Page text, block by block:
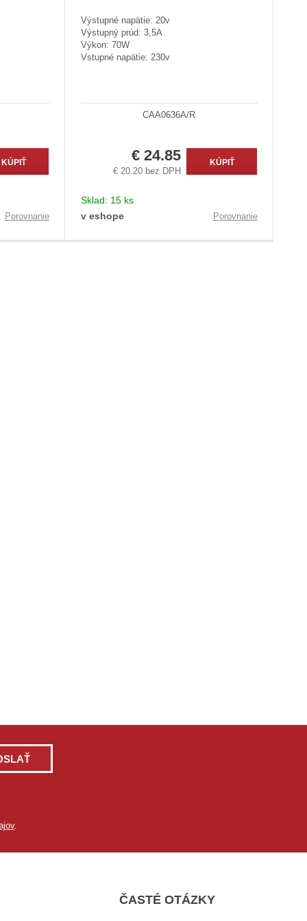
KÚPIŤ
Porovnanie
Výstupné napätie: 20v
Výstupný prúd: 3,5A
Výkon: 70W
Vstupné napätie: 230v
CAA0636A/R
€ 24.85
€ 20.20 bez DPH
KÚPIŤ
Sklad: 15 ks
v eshope
Porovnanie
.
ČASTÉ OTÁZKY